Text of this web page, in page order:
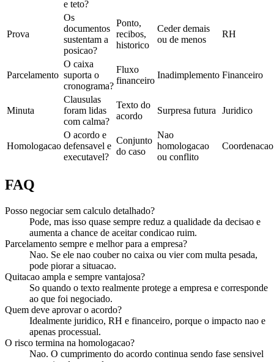
e teto?
Prova
Os
documentos
sustentam a
posicao?
Ponto,
recibos,
historico
Ceder demais
ou de menos
RH
Parcelamento
O caixa
suporta o
cronograma?
Fluxo
financeiro
Inadimplemento Financeiro
Minuta
Clausulas
foram lidas
com calma?
Texto do
acordo
Surpresa futura Juridico
Homologacao
O acordo e
defensavel e
executavel?
Conjunto
do caso
Nao
homologacao
ou conflito
Coordenacao
FAQ
Posso negociar sem calculo detalhado?
Pode, mas isso quase sempre reduz a qualidade da decisao e
aumenta a chance de aceitar condicao ruim.
Parcelamento sempre e melhor para a empresa?
Nao. Se ele nao couber no caixa ou vier com multa pesada,
pode piorar a situacao.
Quitacao ampla e sempre vantajosa?
So quando o texto realmente protege a empresa e corresponde
ao que foi negociado.
Quem deve aprovar o acordo?
Idealmente juridico, RH e financeiro, porque o impacto nao e
apenas processual.
O risco termina na homologacao?
Nao. O cumprimento do acordo continua sendo fase sensivel